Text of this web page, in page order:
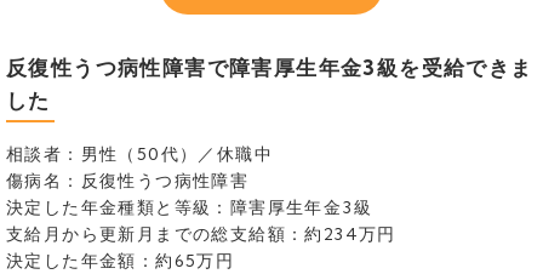
反復性うつ病性障害で障害厚生年金3級を受給できま
した
相談者：男性（50代）／休職中
傷病名：反復性うつ病性障害
決定した年金種類と等級：障害厚生年金3級
支給月から更新月までの総支給額：約234万円
決定した年金額：約65万円